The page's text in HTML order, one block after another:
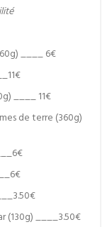
____ 6€
____ 11€
de terre (360g)
(130g) ____3.50€